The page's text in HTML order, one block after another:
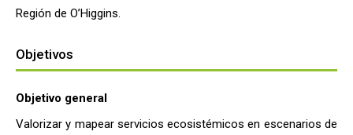
Región de O’Higgins.
Objetivos
Objetivo general
Valorizar y mapear servicios ecosistémicos en escenarios de